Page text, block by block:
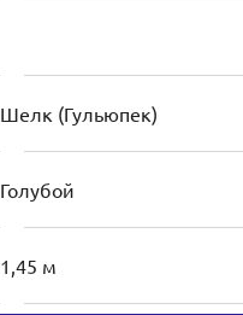
Шелк (Гульюпек)
Голубой
1,45 м